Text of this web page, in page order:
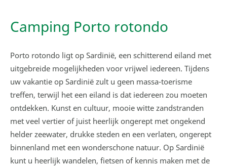
Camping Porto rotondo
Porto rotondo ligt op Sardinië, een schitterend eiland met
uitgebreide mogelijkheden voor vrijwel iedereen. Tijdens
uw vakantie op Sardinië zult u geen massa-toerisme
treffen, terwijl het een eiland is dat iedereen zou moeten
ontdekken. Kunst en cultuur, mooie witte zandstranden
met veel vertier of juist heerlijk ongerept met ongekend
helder zeewater, drukke steden en een verlaten, ongerept
binnenland met een wonderschone natuur. Op Sardinië
kunt u heerlijk wandelen, fietsen of kennis maken met de